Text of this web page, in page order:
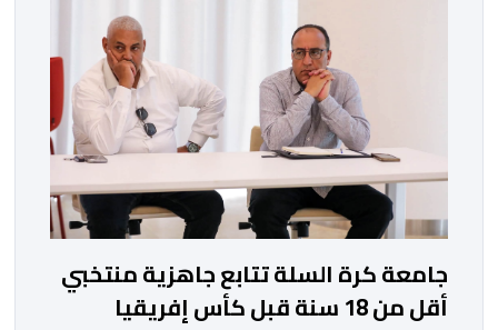
جامعة كرة السلة تتابع جاهزية منتخبي
أقل من 18 سنة قبل كأس إفريقيا